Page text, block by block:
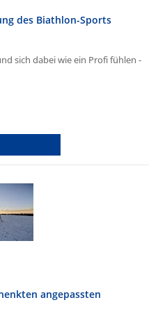
des Biathlon-Sports
sich dabei wie ein Profi fühlen -
angepassten